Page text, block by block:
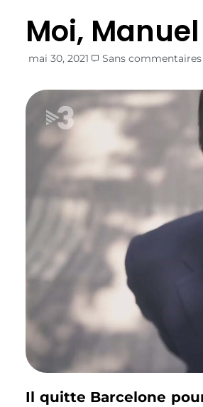
Moi, Manuel
mai 30, 2021 Sans commentaires
Il quitte Barcelone